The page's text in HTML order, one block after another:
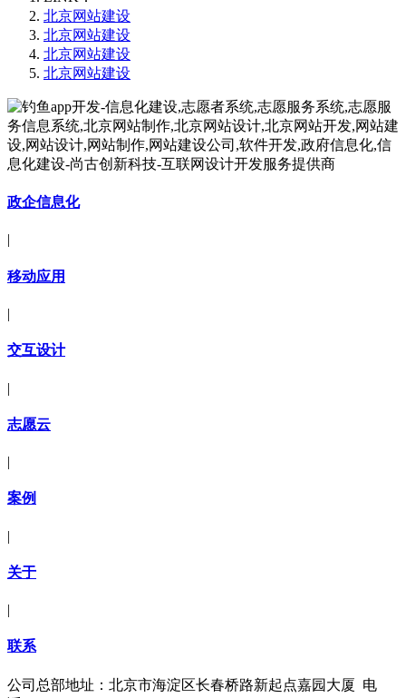
北京网站建设
北京网站建设
北京网站建设
北京网站建设
政企信息化
移动应用
|
交互设计
|
志愿云
|
案例
|
关于
|
联系
公司总部地址：北京市海淀区长春桥路新起点嘉园大厦 电